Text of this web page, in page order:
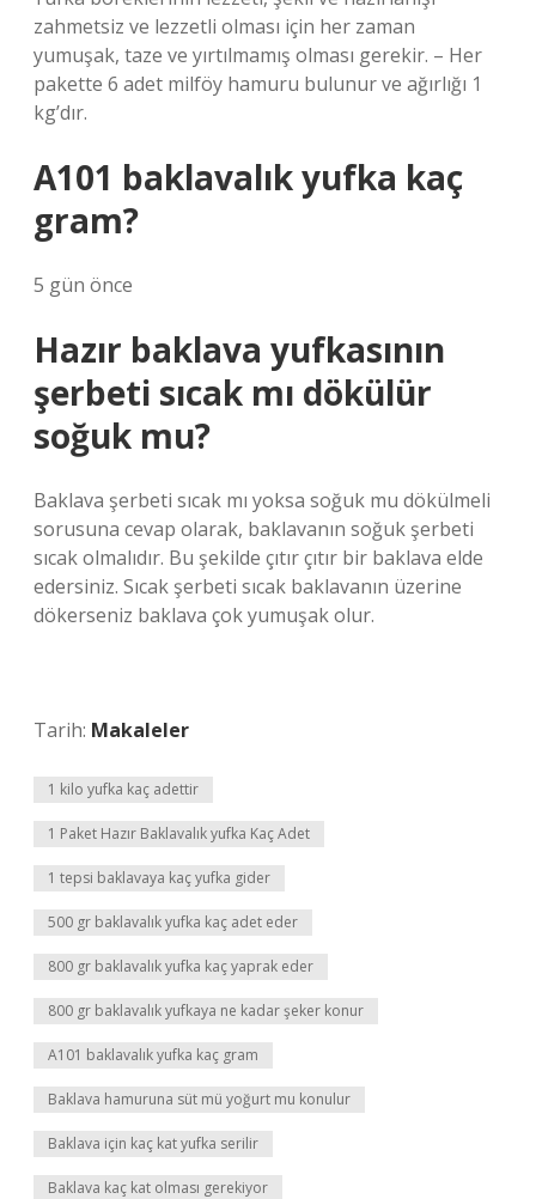
zahmetsiz ve lezzetli olması için her zaman
yumuşak, taze ve yırtılmamış olması gerekir. – Her
pakette 6 adet milföy hamuru bulunur ve ağırlığı 1
kg’dır.
A101 baklavalık yufka kaç
gram?
5 gün önce
Hazır baklava yufkasının
şerbeti sıcak mı dökülür
soğuk mu?
Baklava şerbeti sıcak mı yoksa soğuk mu dökülmeli
sorusuna cevap olarak, baklavanın soğuk şerbeti
sıcak olmalıdır. Bu şekilde çıtır çıtır bir baklava elde
edersiniz. Sıcak şerbeti sıcak baklavanın üzerine
dökerseniz baklava çok yumuşak olur.
Tarih: Makaleler
1 kilo yufka kaç adettir
1 Paket Hazır Baklavalık yufka Kaç Adet
1 tepsi baklavaya kaç yufka gider
500 gr baklavalık yufka kaç adet eder
800 gr baklavalık yufka kaç yaprak eder
800 gr baklavalık yufkaya ne kadar şeker konur
A101 baklavalık yufka kaç gram
Baklava hamuruna süt mü yoğurt mu konulur
Baklava için kaç kat yufka serilir
Baklava kaç kat olması gerekiyor